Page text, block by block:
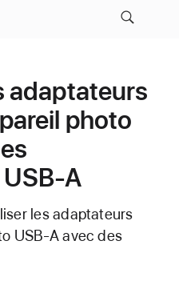
adaptateurs
photo
A
les adaptateurs
USB-A avec des